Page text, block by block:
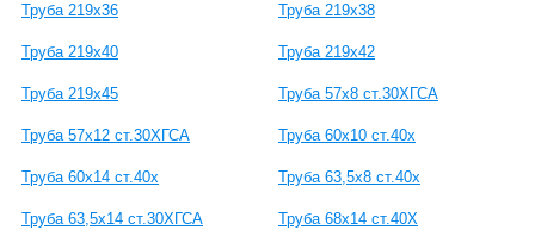
Труба 219х36 Труба 219х38
Труба 219х40 Труба 219х42
Труба 219х45 Труба 57х8 ст.30ХГСА
Труба 57х12 ст.30ХГСА Труба 60х10 ст.40х
Труба 60х14 ст.40х Труба 63,5х8 ст.40х
Труба 63,5х14 ст.30ХГСА Труба 68х14 ст.40Х